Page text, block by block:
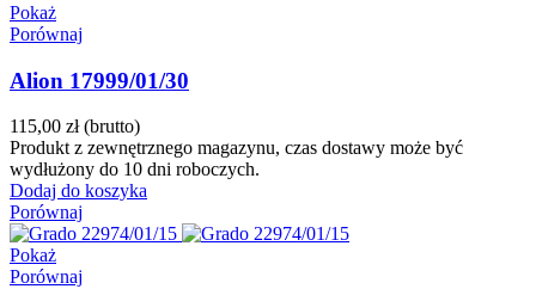
Pokaż
Porównaj
Alion 17999/01/30
115,00 zł (brutto)
Produkt z zewnętrznego magazynu, czas dostawy może być
wydłużony do 10 dni roboczych.
Dodaj do koszyka
Porównaj
Pokaż
Porównaj